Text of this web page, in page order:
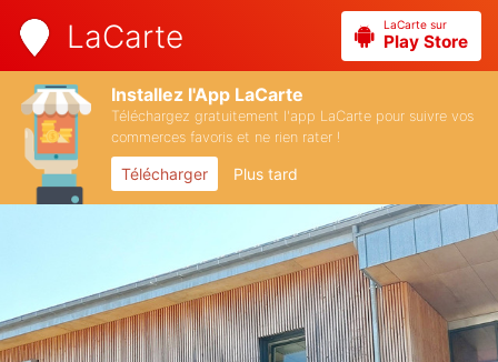
LaCarte LaCarte sur
Play Store
Installez l'App LaCarte
Téléchargez gratuitement l'app LaCarte pour suivre vos
commerces favoris et ne rien rater !
Télécharger Plus tard